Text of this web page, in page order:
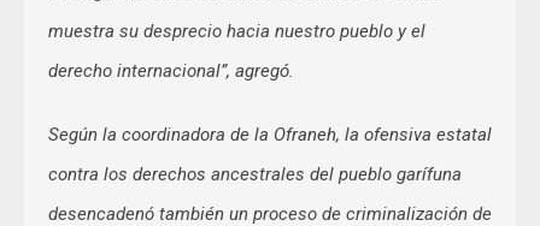
muestra su desprecio hacia nuestro pueblo y el
derecho internacional”, agregó.
Según la coordinadora de la Ofraneh, la ofensiva estatal
contra los derechos ancestrales del pueblo garífuna
desencadenó también un proceso de criminalización de